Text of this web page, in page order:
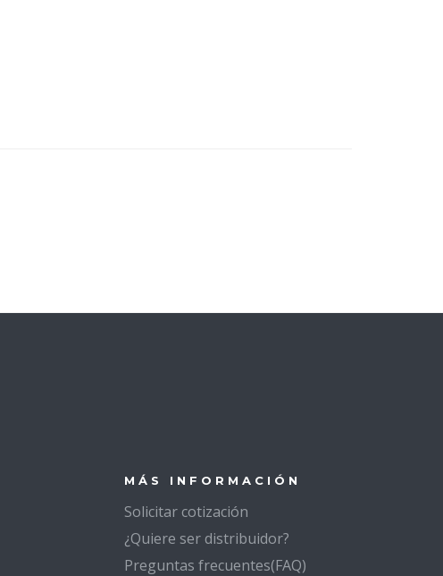
MÁS INFORMACIÓN
Solicitar cotización
¿Quiere ser distribuidor?
Preguntas frecuentes(FAQ)